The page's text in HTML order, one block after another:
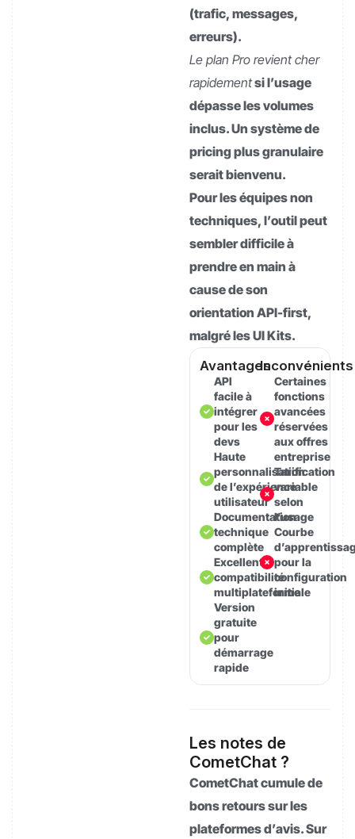
(trafic, messages,
erreurs).
Le plan Pro revient cher
rapidementsi l’usage
dépasse les volumes
inclus. Un système de
pricing plus granulaire
serait bienvenu.
Pour les équipes non
techniques, l’outil peut
sembler difficile à
prendre en main à
cause de son
orientation API-first,
malgré les UI Kits.
Avantages
API
facile à
intégrer
pour les
devs
Haute
personnalisation
de l’expérience
utilisateur
Documentation
technique
complète
Excellente
compatibilité
multiplateforme
Version
gratuite
pour
démarrage
rapide
Inconvénients
Certaines
fonctions
avancées
réservées
aux offres
entreprise
Tarification
variable
selon
l’usage
Courbe
pour la
configuration
initiale
Les notes de
CometChat ?
CometChat cumule de
bons retours sur les
plateformes d’avis. Sur